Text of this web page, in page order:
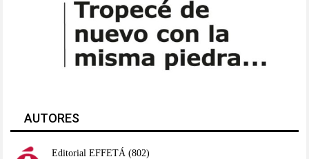
AUTORES
Editorial EFFETÁ (802)